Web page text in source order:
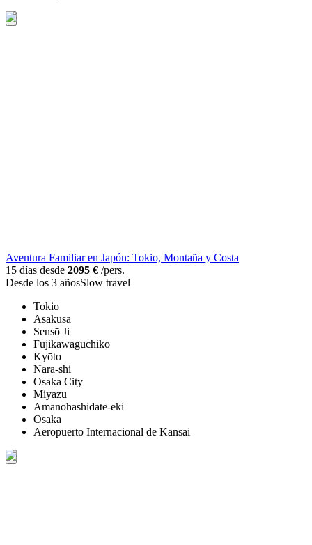
Aventura Familiar en Japón: Tokio, Montaña y Costa
15 días desde 2095 € /pers.
Desde los 3 añosSlow travel
Tokio
Asakusa
Sensō Ji
Fujikawaguchiko
Kyōto
Nara-shi
Osaka City
Miyazu
Amanohashidate-eki
Osaka
Aeropuerto Internacional de Kansai